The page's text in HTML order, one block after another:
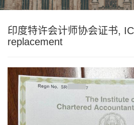
印度特许会计师协会证书,
replacement